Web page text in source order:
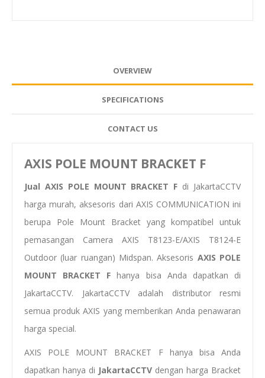
OVERVIEW
SPECIFICATIONS
CONTACT US
AXIS POLE MOUNT BRACKET F
Jual AXIS POLE MOUNT BRACKET F di JakartaCCTV
harga murah, aksesoris dari AXIS COMMUNICATION ini
berupa Pole Mount Bracket yang kompatibel untuk
pemasangan Camera AXIS T8123-E/AXIS T8124-E
Outdoor (luar ruangan) Midspan. Aksesoris AXIS POLE
MOUNT BRACKET Fhanya bisa Anda dapatkan di
JakartaCCTV. JakartaCCTV adalah distributor resmi
semua produk AXIS yang memberikan Anda penawaran
harga special.
AXIS POLE MOUNT BRACKET F hanya bisa Anda
dapatkan hanya di JakartaCCTV dengan harga Bracket